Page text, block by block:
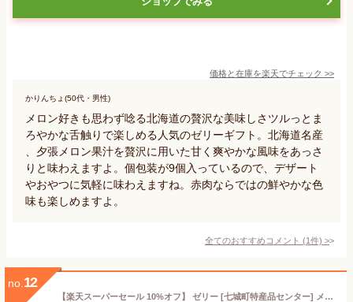
価格と在庫を楽天でチェック >>
かりんちょ(50代・男性)
メロン好きも思わず唸る北海道の贅沢な美味しさツルっとま
ろやかな舌触りで楽しめる人気のゼリーギフト。北海道名産
、夕張メロン果汁を贅沢に用いた甘く爽やかな風味をあっさ
りと味わえますよ。個包装が9個入っているので、デザート
やおやつに気軽に味わえますね。赤肉ならではの鮮やかな色
味も楽しめますよ。
全てのおすすめコメント (1件) >
no. 12
【楽天スーパーセール 10%オフ】 ゼリー [七城町特産品センター] メロンゼリー 75g×5個セット /熊本県産 七城 メロン 果物 フルーツゼリー デザート おやつ 贈り物